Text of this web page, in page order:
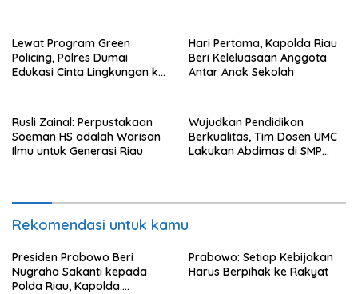
Lewat Program Green
Policing, Polres Dumai
Edukasi Cinta Lingkungan ke
Hari Pertama, Kapolda Riau
Beri Keleluasaan Anggota
Antar Anak Sekolah
Rusli Zainal: Perpustakaan
Soeman HS adalah Warisan
Ilmu untuk Generasi Riau
Wujudkan Pendidikan
Berkualitas, Tim Dosen UMC
Lakukan Abdimas di SMP
Rekomendasi untuk kamu
Presiden Prabowo Beri
Nugraha Sakanti kepada
Polda Riau, Kapolda:
Prabowo: Setiap Kebijakan
Harus Berpihak ke Rakyat